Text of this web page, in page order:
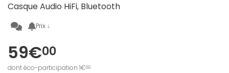
Casque Audio HiFi, Bluetooth
Prix ↓
59€00
dont éco-participation 1€09